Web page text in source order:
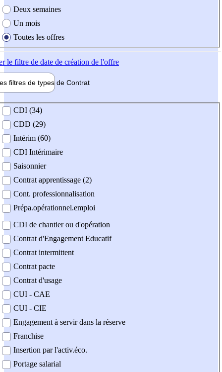
Deux semaines
Un mois
Toutes les offres
le filtre de date de création de l'offre
filtres de types de Contrat
contrat
CDI (34)
CDD (29)
Intérim (60)
CDI Intérimaire
Saisonnier
Contrat apprentissage (2)
Cont. professionnalisation
Prépa.opérationnel.emploi
CDI de chantier ou d'opération
Contrat d'Engagement Educatif
Contrat intermittent
Contrat pacte
Contrat d'usage
CUI - CAE
CUI - CIE
Engagement à servir dans la réserve
Franchise
Insertion par l'activ.éco.
Portage salarial